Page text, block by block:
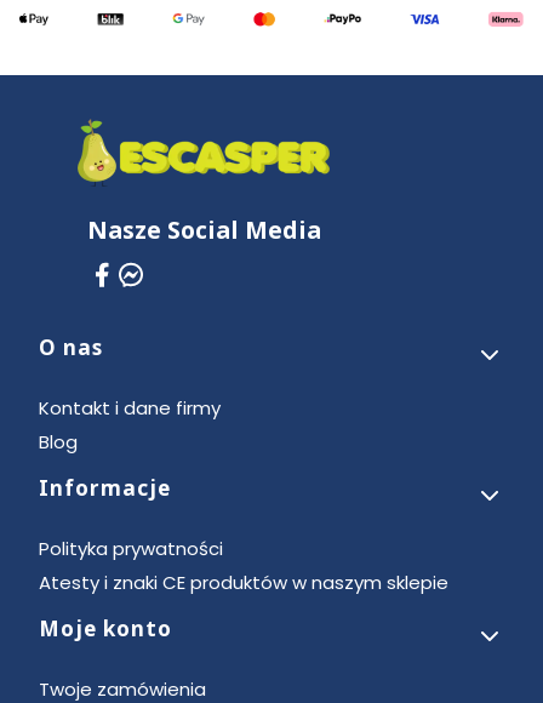
Nasze Social Media
Linki w stopce
O nas
Kontakt i dane firmy
Blog
Informacje
Polityka prywatności
Atesty i znaki CE produktów w naszym sklepie
Moje konto
Twoje zamówienia